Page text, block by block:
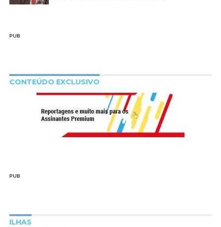
PUB
CONTEÚDO EXCLUSIVO
PUB
ILHAS